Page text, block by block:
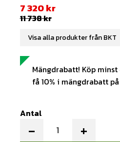
Mängdrabatt! Köp
få 10% i mängdrabatt
Nedsatt pris:
7 320kr
Ordinarie pris:
11 738kr
Antal
+
-
Visa alla produkter från BKT